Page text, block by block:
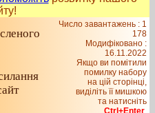
Число завантажень : 1
178
Модифіковано :
16.11.2022
Якщо ви помітили
помилку набору
на цiй сторiнцi,
видiлiть її мишкою
та натисніть
Ctrl+Enter